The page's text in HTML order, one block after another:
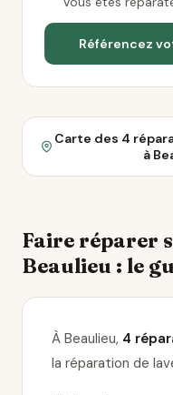
Référencez
Carte des 4
à
Faire réparer
Beaulieu : le
À Beaulieu, 4
la réparation de